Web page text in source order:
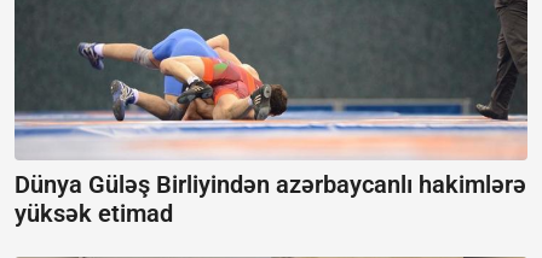
Dünya Güləş Birliyindən azərbaycanlı hakimlərə
yüksək etimad